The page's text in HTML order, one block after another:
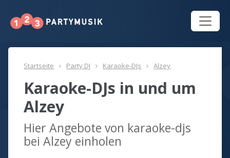
Startseite Party DJ Karaoke-DJs Alzey
Karaoke-DJs in und um
Alzey
Hier Angebote von karaoke-djs
bei Alzey einholen